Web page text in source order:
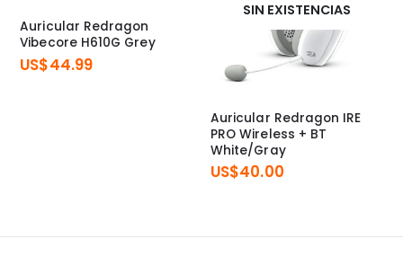
Auricular Redragon
Vibecore H610G Grey
US$44.99
SIN EXISTENCIAS
Auricular Redragon IRE
PRO Wireless + BT
White/Gray
US$40.00